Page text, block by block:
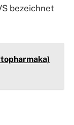
bezeichnet